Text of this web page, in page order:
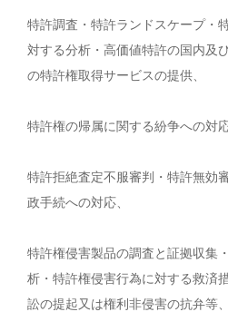
特許調査・特許ランドスケープ・
対する分析・高価値特許の国内及
の特許権取得サービスの提供、
特許権の帰属に関する紛争への対
特許拒絶査定不服審判・特許無効
政手続への対応、
特許権侵害製品の調査と証拠収集
析・特許権侵害行為に対する救済
訟の提起又は権利非侵害の抗弁等、